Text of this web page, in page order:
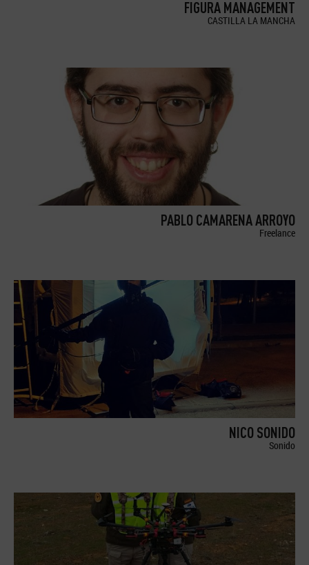
FIGURA MANAGEMENT
CASTILLA LA MANCHA
PABLO CAMARENA ARROYO
Freelance
NICO SONIDO
Sonido